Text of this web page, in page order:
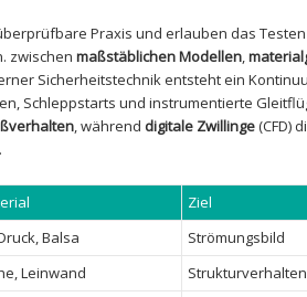
Praxis und erlauben‍ das
zwischen maßstäblichen ​Modellen,
Sicherheitstechnik entsteht ein⁤
Schleppstarts und instrumentierte
, ⁤während digitale Zwillinge(CFD)
Ziel
Balsa Strömungsbild
Leinwand Strukturverhalten